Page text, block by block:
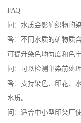
FAQ
问：水质会影响织物的
答：不同水质的矿物质
可提升染色均匀度和色牢
问：可以检测印染前处
答：支持染色、印花、
水质。
问：适合中小型印染厂使